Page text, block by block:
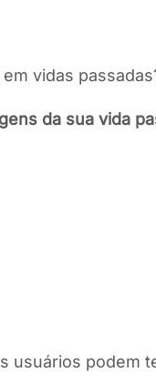
vidas
da sua vida
usuários podem